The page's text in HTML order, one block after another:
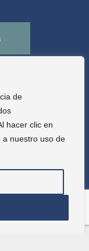
de
hacer clic en
a nuestro uso de